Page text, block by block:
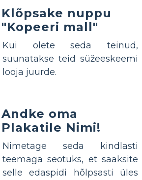
Klõpsake nuppu
"Kopeeri mall"
Kui olete seda teinud,
suunatakse teid süžeeskeemi
looja juurde.
Andke oma
Plakatile Nimi!
Nimetage seda kindlasti
teemaga seotuks, et saaksite
selle edaspidi hõlpsasti üles